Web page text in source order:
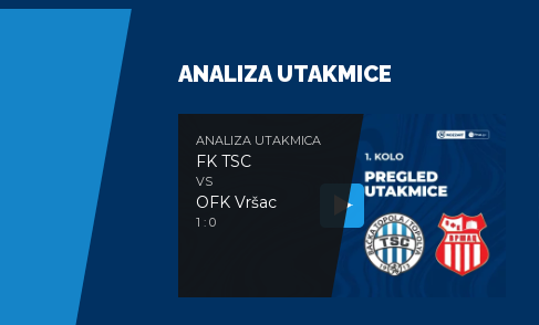
ANALIZA UTAKMICE
ANALIZA UTAKMICA
FK TSC
VS
OFK Vršac
1 : 0